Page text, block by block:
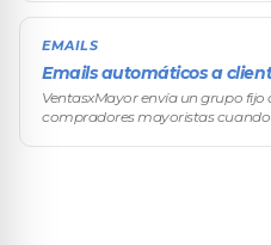
EMAILS
Emails automáticos a
VentasxMayor envía un grupo
compradores mayoristas cuando